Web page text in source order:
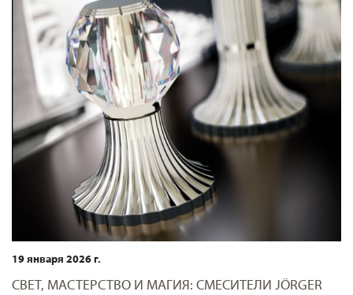
19 января 2026 г.
СВЕТ, МАСТЕРСТВО И МАГИЯ: СМЕСИТЕЛИ JÖRGER